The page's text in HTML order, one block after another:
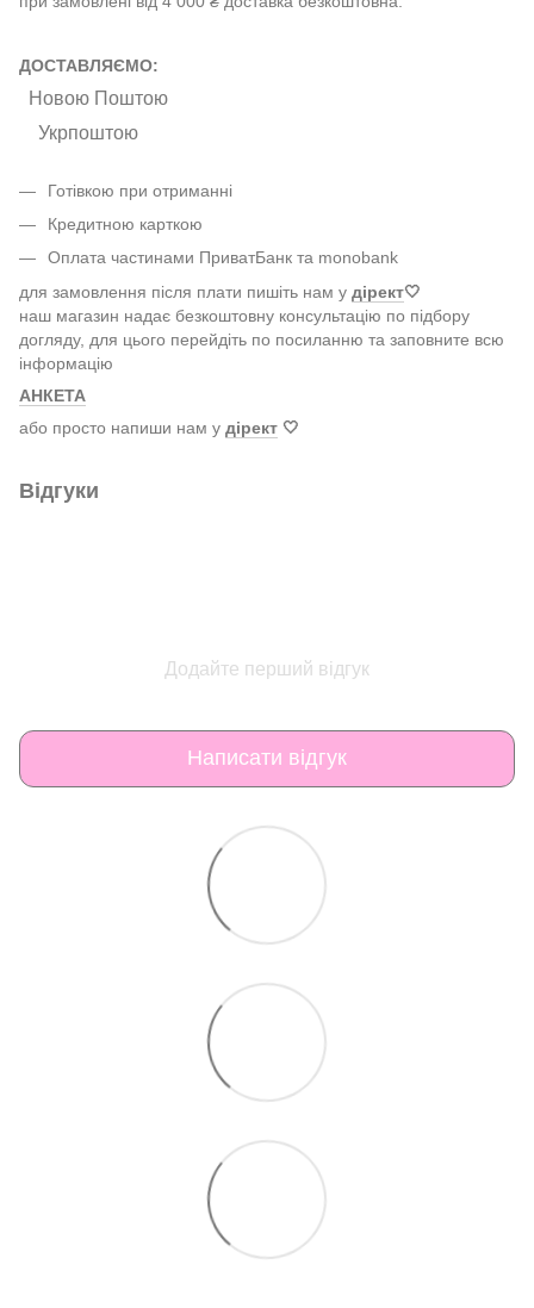
ДОСТАВЛЯЄМО:
Новою Поштою
Укрпоштою
Готівкою при отриманні
Кредитною карткою
Оплата частинами ПриватБанк та monobank
для замовлення після плати пишіть нам у дірект🤍
наш магазин надає безкоштовну консультацію по підбору
догляду, для цього перейдіть по посиланню та заповните всю
інформацію
АНКЕТА
або просто напиши нам у дірект 🤍
Відгуки
Додайте перший відгук
Написати відгук